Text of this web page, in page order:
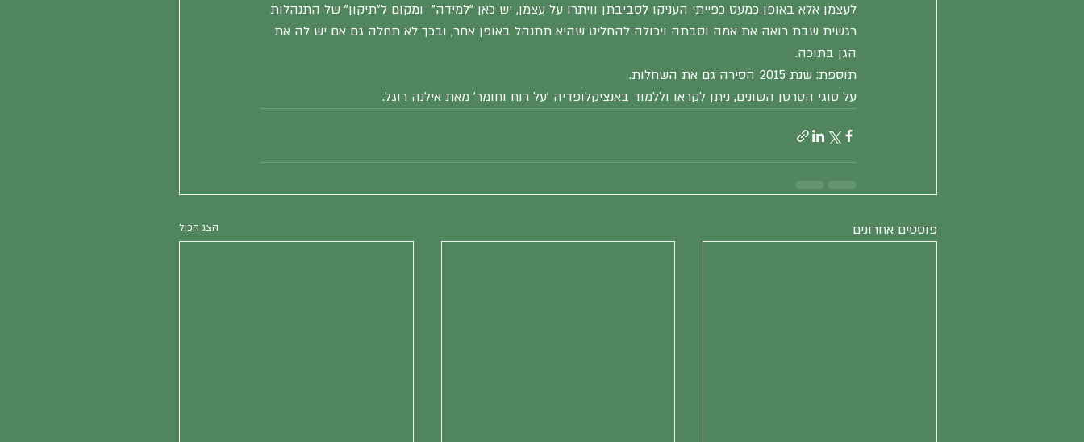
לעצמן אלא באופן כמעט כפייתי העניקו לסביבתן וויתרו על עצמן, יש כאן "למידה"  ומקום ל"תיקון" של התנהלות
רגשית שבת רואה את אמה וסבתה ויכולה להחליט שהיא תתנהל באופן אחר, ובכך לא תחלה גם אם יש לה את
הגן בתוכה.
תוספת: שנת 2015 הסירה גם את השחלות.
על סוגי הסרטן השונים, ניתן לקראו וללמוד באנציקלופדיה 'על רוח וחומר' מאת אילנה רוגל.
פוסטים אחרונים הצג הכול